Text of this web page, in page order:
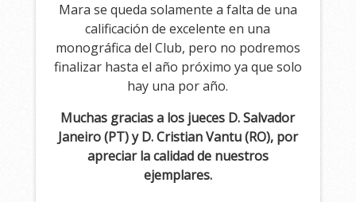
Mara se queda solamente a falta de una
calificación de excelente en una
monográfica del Club, pero no podremos
finalizar hasta el año próximo ya que solo
hay una por año.
Muchas gracias a los jueces D. Salvador
Janeiro (PT) y D. Cristian Vantu (RO), por
apreciar la calidad de nuestros
ejemplares.